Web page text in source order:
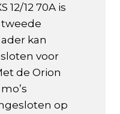
12/12 70A is
tweede
kan
voor
de Orion
op